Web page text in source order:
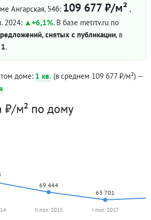
Ангарская, 54б: 109 677 ₽/м² ,
2024:
+6,1%. В базе metrtv.ru по
снятых с публикации, в
1.
доме: 1 кв. (в среднем 109 677 ₽/м²) —
₽/м² по дому
69 444
63 701
II пол. 2015 I пол. 2017